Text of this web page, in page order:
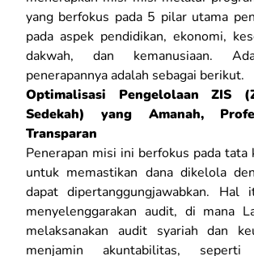
yang berfokus pada 5 pilar utama
pada aspek pendidikan, ekonomi,
dakwah, dan kemanusiaan.
penerapannya adalah sebagai berikut.
Optimalisasi Pengelolaan ZIS
Sedekah) yang Amanah,
Transparan
Penerapan misi ini berfokus pada
untuk memastikan dana dikelola
dapat dipertanggungjawabkan.
menyelenggarakan audit, di mana
melaksanakan audit syariah dan
menjamin akuntabilitas,